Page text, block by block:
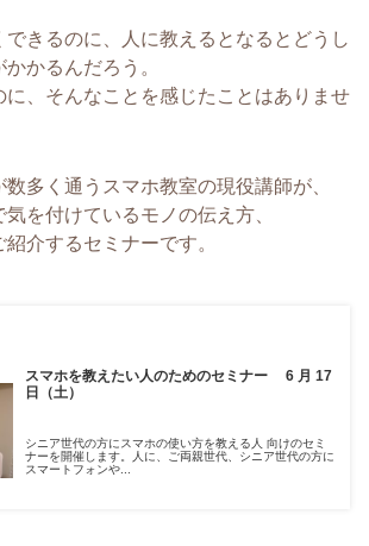
できるのに、人に教えるとなるとどうし
かるんだろう。
に、そんなことを感じたことはありませ
多く通うスマホ教室の現役講師が、
を付けているモノの伝え方、
介するセミナーです。
スマホを教えたい人のためのセミナー 6 月 17
日（土）
シニア世代の方にスマホの使い方を教える人 向けのセミ
ナーを開催します。人に、ご両親世代、シニア世代の方に
スマートフォンや...